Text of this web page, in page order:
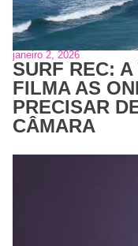
janeiro 2, 2026
SURF REC:
FILMA AS
PRECISAR
CÂMARA